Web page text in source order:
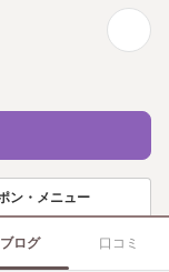
ン・メニュー
ブログ 口コミ